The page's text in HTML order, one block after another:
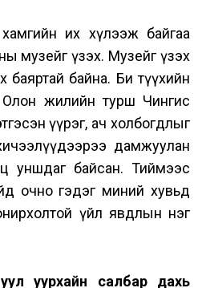
их хүлээж байгаа
музейг үзэх. Музейг үзэх
баяртай байна. Би түүхийн
жилийн турш Чингис
үүрэг, ач холбогдлыг
дамжуулан
уншдаг байсан. Тиймээс
очно гэдэг миний хувьд
үйл явдлын нэг
уурхайн салбар дахь